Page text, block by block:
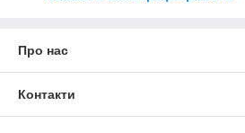
Про нас
Контакти